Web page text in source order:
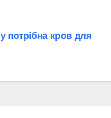
потрібна кров для